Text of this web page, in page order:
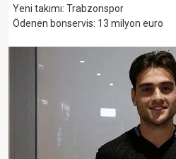
Yeni takımı: Trabzonspor
Ödenen bonservis: 13 milyon euro